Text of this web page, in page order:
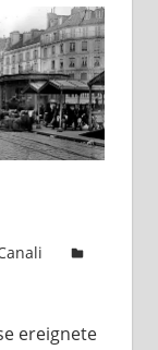
ereignete